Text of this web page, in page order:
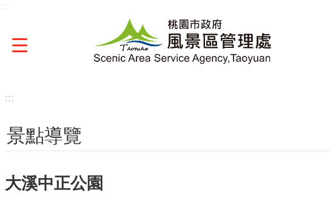
:::
景點導覽
大溪中正公園